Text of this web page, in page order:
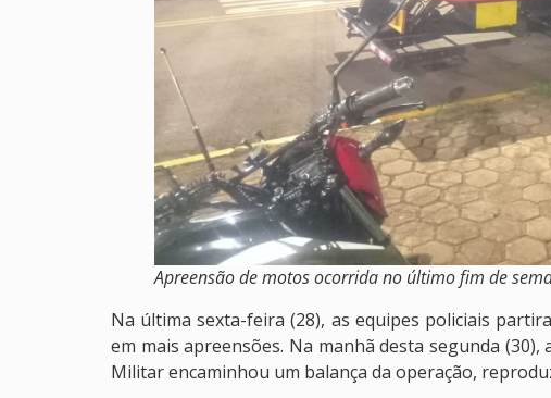
Apreensão de motos ocorrida no último fim de
Na última sexta-feira (28), as equipes policiais
em mais apreensões. Na manhã desta segunda (30),
Militar encaminhou um balança da operação,